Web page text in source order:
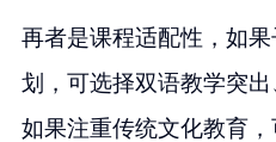
再者是课程适配性，如
划，可选择双语教学突出
如果注重传统文化教育